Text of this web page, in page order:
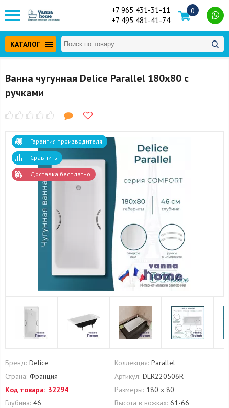
+7 965 431-31-11
+7 495 481-41-74
0
КАТАЛОГ
Ванна чугунная Delice Parallel 180x80 с
ручками
Гарантия производителя
Сравнить
Доставка бесплатно
Бренд: Delice Коллекция: Parallel
Страна: Франция Артикул: DLR220506R
Код товара: 32294 Размеры: 180 x 80
Глубина: 46 Высота в ножках: 61-66